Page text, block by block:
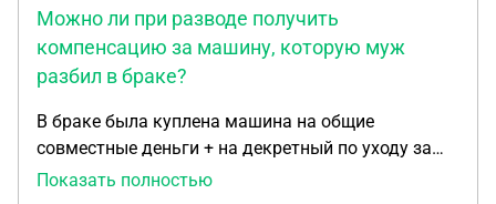
Можно ли при разводе получить
компенсацию за машину, которую муж
разбил в браке?
В браке была куплена машина на общие
совместные деньги + на декретный по уходу за
ребенком. Муж машину в браке разбил. Потом
Показать полностью